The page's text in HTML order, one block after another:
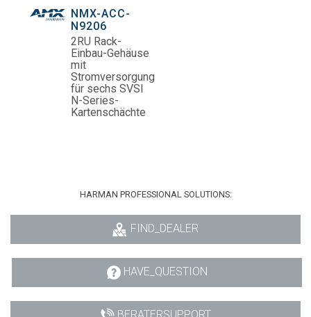
NMX-ACC-
N9206
2RU Rack-
Einbau-Gehäuse
mit
Stromversorgung
für sechs SVSI
N-Series-
Kartenschächte
HARMAN PROFESSIONAL SOLUTIONS:
FIND_DEALER
HAVE_QUESTION
BERATERSUPPORT